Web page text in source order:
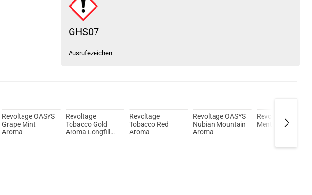
GHS07
Ausrufezeichen
Revoltage OASYS
Grape Mint
Aroma
Revoltage
Tobacco Gold
Aroma Longfill
Revoltage
Tobacco Red
Aroma
Revoltage OASYS
Nubian Mountain
Aroma
Revoltage BASED
Menthol Aroma